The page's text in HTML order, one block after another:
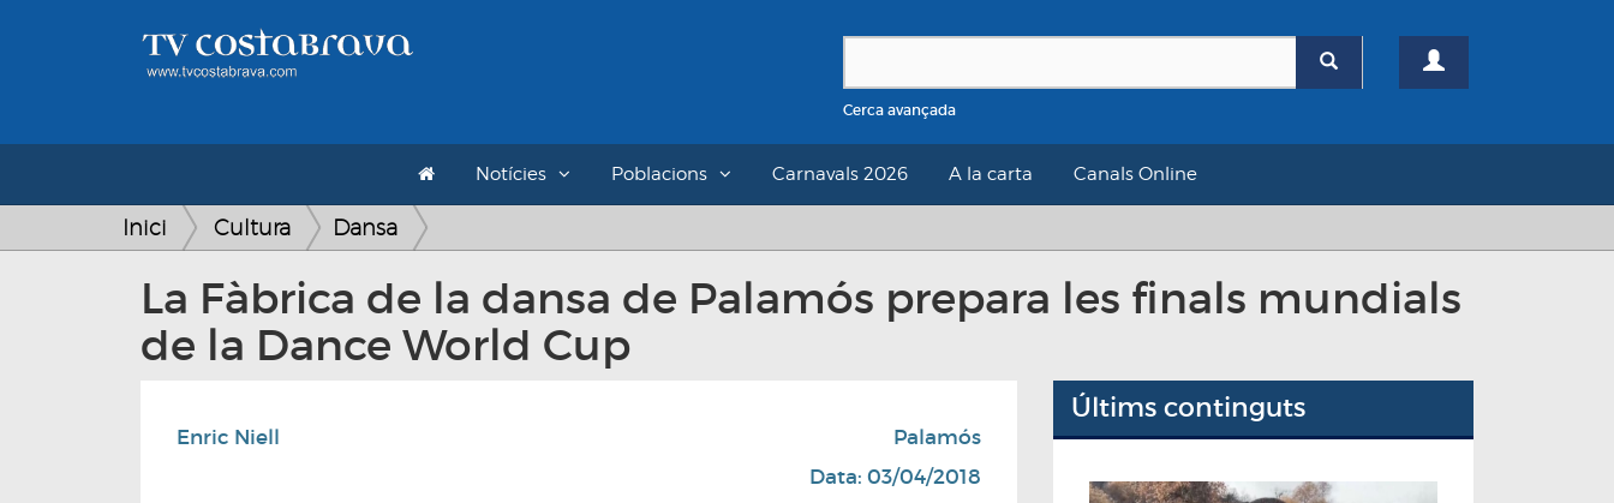
Cerca avançada
Notícies Poblacions Carnavals 2026 A la carta Canals Online
Inici Cultura Dansa
La Fàbrica de la dansa de Palamós prepara les finals mundials
de la Dance World Cup
Enric Niell
Palamós
Data: 03/04/2018
Últims continguts